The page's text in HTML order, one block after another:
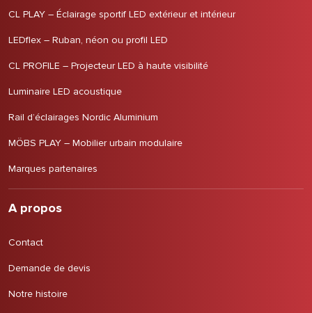
CL PLAY – Éclairage sportif LED extérieur et intérieur
LEDflex – Ruban, néon ou profil LED
CL PROFILE – Projecteur LED à haute visibilité
Luminaire LED acoustique
Rail d’éclairages Nordic Aluminium
MÖBS PLAY – Mobilier urbain modulaire
Marques partenaires
A propos
Contact
Demande de devis
Notre histoire